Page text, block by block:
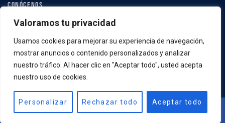
Valoramos tu privacidad
Usamos cookies para mejorar su experiencia de navegación,
mostrar anuncios o contenido personalizados y analizar
nuestro tráfico. Al hacer clic en "Aceptar todo", usted acepta
nuestro uso de cookies.
Personalizar Rechazar todo Aceptar todo
CONÓCENOS
Qué hacemos
Quiénes somos
FABACM | Copyright © 2022 | Sitio webcreado por Sete Madrigal - Liebe